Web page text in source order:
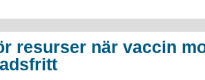
resurser när vaccin